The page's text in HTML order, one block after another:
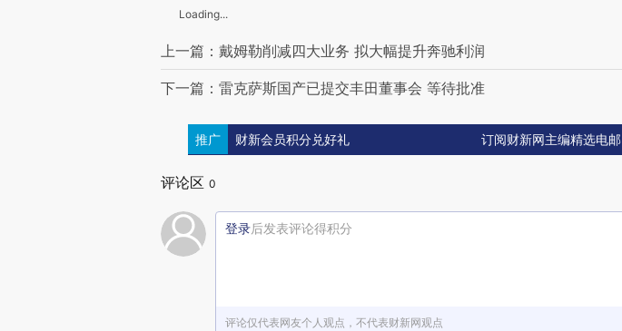
Loading...
上一篇：戴姆勒削减四大业务 拟大幅提升奔驰利润
下一篇：雷克萨斯国产已提交丰田董事会 等待批准
推广 财新会员积分兑好礼 订阅财新网主编精选电邮
评论区 0
登录后发表评论得积分
评论仅代表网友个人观点，不代表财新网观点